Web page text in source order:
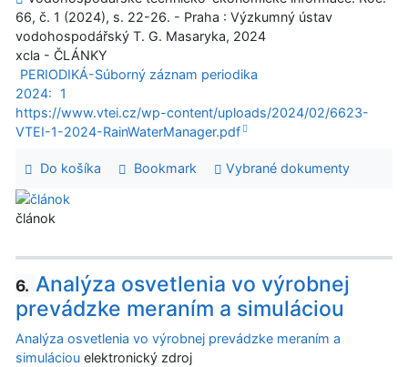
66, č. 1 (2024), s. 22-26. - Praha : Výzkumný ústav
vodohospodářský T. G. Masaryka, 2024
xcla - ČLÁNKY
PERIODIKÁ-Súborný záznam periodika
2024:
1
https://www.vtei.cz/wp-content/uploads/2024/02/6623-
VTEI-1-2024-RainWaterManager.pdf
Do košíka Bookmark Vybrané dokumenty
článok
6. Analýza osvetlenia vo výrobnej
prevádzke meraním a simuláciou
Analýza osvetlenia vo výrobnej prevádzke meraním a
simuláciou elektronický zdroj